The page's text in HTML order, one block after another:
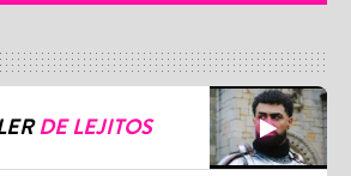
DE LEJITOS